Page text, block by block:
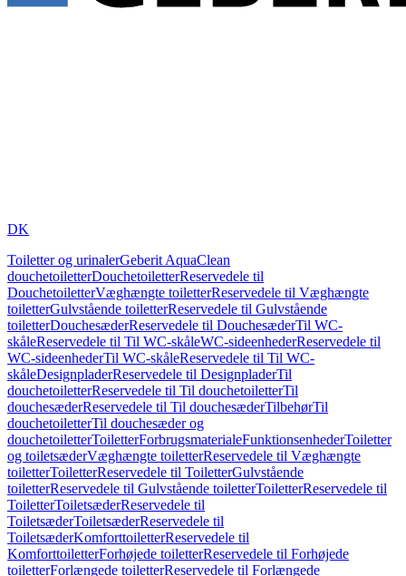
DK
Toiletter og urinalerGeberit AquaClean
douchetoiletterDouchetoiletterReservedele til
DouchetoiletterVæghængte toiletterReservedele til Væghængte
toiletterGulvstående toiletterReservedele til Gulvstående
toiletterDouchesæderReservedele til DouchesæderTil WC-
skåleReservedele til Til WC-skåleWC-sideenhederReservedele til
WC-sideenhederTil WC-skåleReservedele til Til WC-
skåleDesignpladerReservedele til DesignpladerTil
douchetoiletterReservedele til Til douchetoiletterTil
douchesæderReservedele til Til douchesæderTilbehørTil
douchetoiletterTil douchesæder og
douchetoiletterToiletterForbrugsmaterialeFunktionsenhederToiletter
og toiletsæderVæghængte toiletterReservedele til Væghængte
toiletterToiletterReservedele til ToiletterGulvstående
toiletterReservedele til Gulvstående toiletterToiletterReservedele til
ToiletterToiletsæderReservedele til
ToiletsæderToiletsæderReservedele til
ToiletsæderKomforttoiletterReservedele til
KomforttoiletterForhøjede toiletterReservedele til Forhøjede
toiletterForlængede toiletterReservedele til Forlængede